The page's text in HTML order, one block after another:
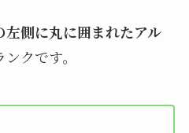
左側に丸に囲まれたアル
クです。